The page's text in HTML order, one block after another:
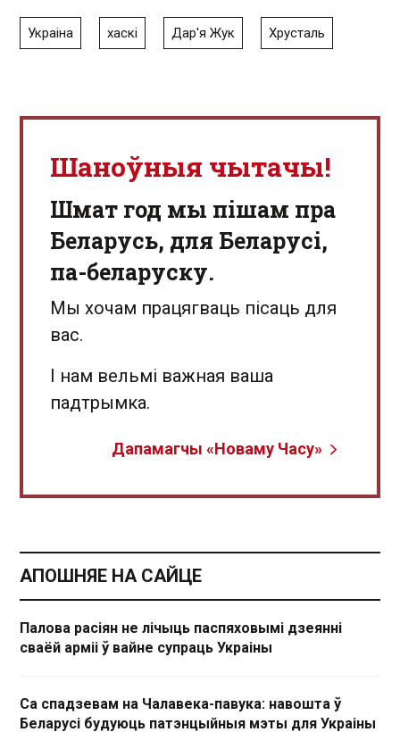
Украіна хаскі Дар'я Жук Хрусталь
Шаноўныя чытачы!
Шмат год мы пішам пра
Беларусь, для Беларусі,
па-беларуску.
Мы хочам працягваць пісаць для
вас.
І нам вельмі важная ваша
падтрымка.
Дапамагчы «Новаму Часу»
АПОШНЯЕ НА САЙЦЕ
Палова расіян не лічыць паспяховымі дзеянні
сваёй арміі ў вайне супраць Украіны
Са спадзевам на Чалавека-павука: навошта ў
Беларусі будуюць патэнцыйныя мэты для Украіны